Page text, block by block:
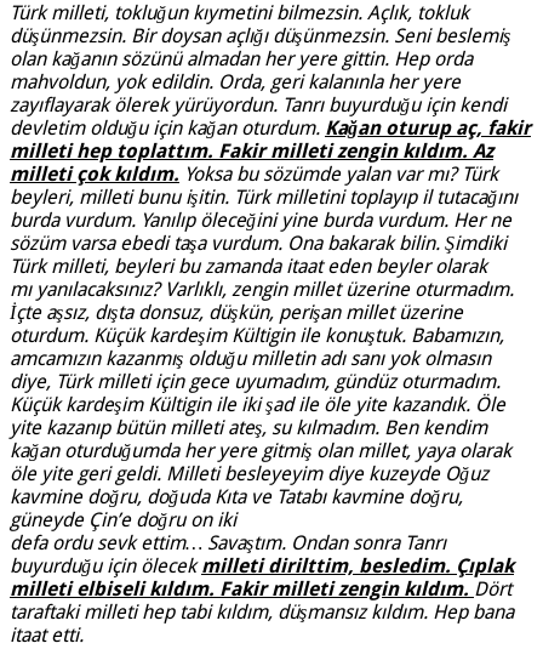
Türk milleti, tokluğun kıymetini bilmezsin. Açlık, tokluk
düşünmezsin. Bir doysan açlığı düşünmezsin. Seni beslemiş
olan kağanın sözünü almadan her yere gittin. Hep orda
mahvoldun, yok edildin. Orda, geri kalanınla her yere
zayıflayarak ölerek yürüyordun. Tanrı buyurduğu için kendi
devletim olduğu için kağan oturdum. Kağan oturup aç, fakir
milleti hep toplattım. Fakir milleti zengin kıldım. Az
milleti çok kıldım. Yoksa bu sözümde yalan var mı? Türk
beyleri, milleti bunu işitin. Türk milletini toplayıp il tutacağını
burda vurdum. Yanılıp öleceğini yine burda vurdum. Her ne
sözüm varsa ebedi taşa vurdum. Ona bakarak bilin. Şimdiki
Türk milleti, beyleri bu zamanda itaat eden beyler olarak
mı yanılacaksınız? Varlıklı, zengin millet üzerine oturmadım.
İçte aşsız, dışta donsuz, düşkün, perişan millet üzerine
oturdum. Küçük kardeşim Kültigin ile konuştuk. Babamızın,
amcamızın kazanmış olduğu milletin adı sanı yok olmasın
diye, Türk milleti için gece uyumadım, gündüz oturmadım.
Küçük kardeşim Kültigin ile iki şad ile öle yite kazandık. Öle
yite kazanıp bütün milleti ateş, su kılmadım. Ben kendim
kağan oturduğumda her yere gitmiş olan millet, yaya olarak
öle yite geri geldi. Milleti besleyeyim diye kuzeyde Oğuz
kavmine doğru, doğuda Kıta ve Tatabı kavmine doğru,
güneyde Çin’e doğru on iki
defa ordu sevk ettim… Savaştım. Ondan sonra Tanrı
buyurduğu için ölecekmilleti dirilttim, besledim. Çıplak
milleti elbiseli kıldım. Fakir milleti zengin kıldım. Dört
taraftaki milleti hep tabi kıldım, düşmansız kıldım. Hep bana
itaat etti.